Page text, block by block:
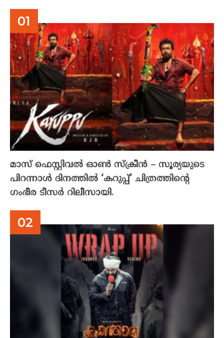
മാസ് ഫെസ്റ്റിവൽ ഓൺ സ്‌ക്രീൻ – സൂര്യയുടെ
പിറന്നാൾ ദിനത്തിൽ ‘കറുപ്പ്’ ചിത്രത്തിന്റെ
ഗംഭീര ടീസർ റിലീസായി.